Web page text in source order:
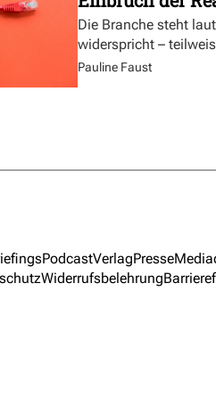
Die Branche steht
widerspricht –
Pauline Faust
PodcastVerlagPresse
Widerrufsbelehrung